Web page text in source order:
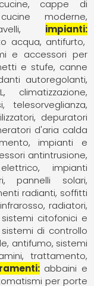
cappe di
cucine moderne
impianti
acqua antifurto,
e accessori per
e stufe canne
autoregolanti
climatizzazione,
telesorveglianza,
depuratori
d'aria calda
impianti e
antintrusione
impianti
pannelli solari,
radianti, soffitti
radiatori,
sistemi citofonici e
sistemi di controllo
antifumo sistemi
trattamento,
abbaini e
per porte